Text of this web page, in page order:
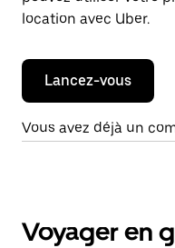
location avec Uber.
Lancez-vous
Vous avez déjà un
Voyager en